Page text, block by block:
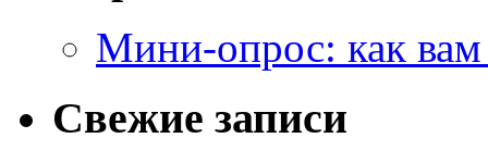
Мини-опрос: как вам
Свежие записи